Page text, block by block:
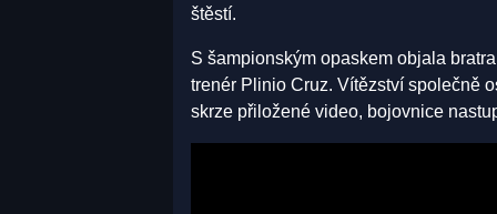
štěstí.
S šampionským opaskem objala
trenér Plinio Cruz. Vítězství společně
skrze přiložené video, bojovnice